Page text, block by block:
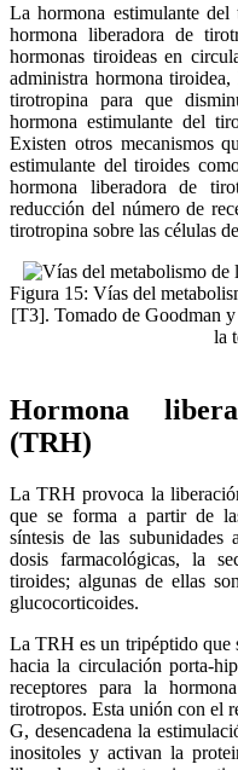
La hormona estimulante
hormona liberadora de
hormonas tiroideas en
administra hormona
tirotropina para que
hormona estimulante del
Existen otros mecanismos
estimulante del tiroides
hormona liberadora de
reducción del número de
tirotropina sobre las células
Figura 15: Vías del
[T3]. Tomado de Goodman
la
Hormona
(TRH)
La TRH provoca la
que se forma a partir de
síntesis de las
dosis farmacológicas, la
tiroides; algunas de ellas
glucocorticoides.
La TRH es un tripéptido que
hacia la circulación porta-
receptores para la
tirotropos. Esta unión con el
G, desencadena la
inositoles y activan la